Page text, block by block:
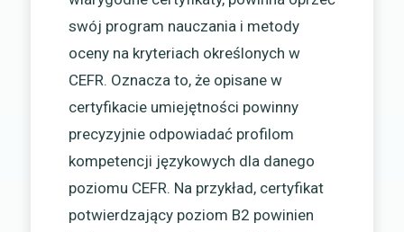
swój program nauczania i metody
oceny na kryteriach określonych w
CEFR. Oznacza to, że opisane w
certyfikacie umiejętności powinny
precyzyjnie odpowiadać profilom
kompetencji językowych dla danego
poziomu CEFR. Na przykład, certyfikat
potwierdzający poziom B2 powinien